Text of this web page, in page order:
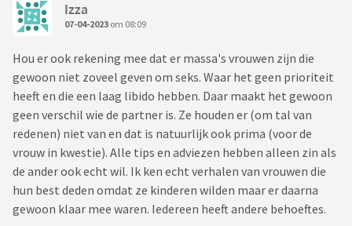
Izza
07-04-2023 om 08:09
Hou er ook rekening mee dat er massa's vrouwen zijn die
gewoon niet zoveel geven om seks. Waar het geen prioriteit
heeft en die een laag libido hebben. Daar maakt het gewoon
geen verschil wie de partner is. Ze houden er (om tal van
redenen) niet van en dat is natuurlijk ook prima (voor de
vrouw in kwestie). Alle tips en adviezen hebben alleen zin als
de ander ook echt wil. Ik ken echt verhalen van vrouwen die
hun best deden omdat ze kinderen wilden maar er daarna
gewoon klaar mee waren. Iedereen heeft andere behoeftes.